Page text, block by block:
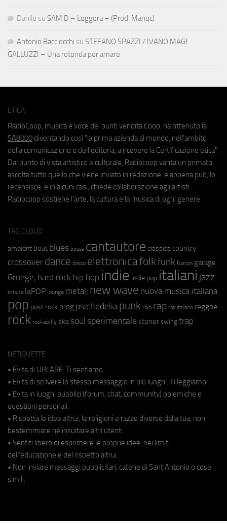
Danilo su SAM D – Leggera – (Prod. Manqc)
Antonio Bacciocchi su STEFANO SPAZZI / IVANO MAGI
GALLUZZI – Una rotonda per amare
ETICA
RadioCoop, musica e voce dei punti vendita Coop, ha ottenuto la
SA8000 diventando così "la prima azienda al mondo, nell'ambito
della comunicazione e dell'editoria, a ricevere la Certificazione etica".
Dal punto di vista artistico e culturale, Radiocoop vanta un primato:
ascolta tutto quello che viene inviato in redazione, e appena può, lo
recensisce, e in alcuni casi, chiede collaborazione agli artisti.
Radiocoop sostiene l'arte, la cultura e la musica di ogni genere.
TAG CLOUD
ambient beat blues bossa cantautore classica country
crossover dance disco elettronicafolkfunk fusion garage
Grunge; hard rock hip hop indie indie pop italiani jazz
kimura laPOP lounge metal; new wave nuova musica italiana
pop post rock prog psichedeliapunk r&b rap rap italiano reggae
rock rockabilly ska soul sperimentale stoner swing trap
NETIQUETTE
• Evita di URLARE. Ti sentiamo.
• Evita di scrivere lo stesso messaggio in più luoghi. Ti leggiamo.
• Evita in luoghi pubblici (forum, chat, community) polemiche e
questioni personali.
• Rispetta le idee altrui, le religioni e razze diverse dalla tua, non
bestemmiare né insultare altri utenti.
• Sentiti libero di esprimere le proprie idee, nei limiti
dell'educazione e del rispetto altrui.
• Non inviare messaggi pubblicitari, catene di Sant'Antonio o cose
simili.